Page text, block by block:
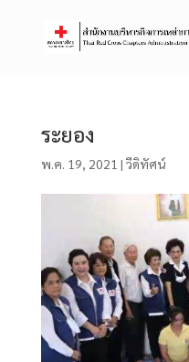
ระยอง
พ.ค. 19, 2021 | วีดิทัศน์